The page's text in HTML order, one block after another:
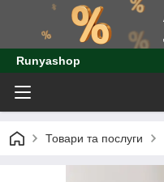
Runyashop
Товари та послуги